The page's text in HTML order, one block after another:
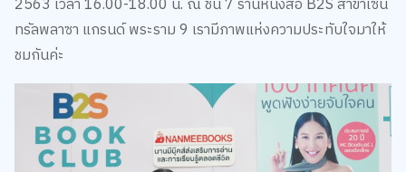
2563 เวลา 16.00-18.00 น. ณ ชั้น 7 ร้านหนังสือ B2S สาขาเซ็น
ทรัลพลาซา แกรนด์ พระราม 9 เรามีภาพแห่งความประทับใจมาให้
ชมกันค่ะ